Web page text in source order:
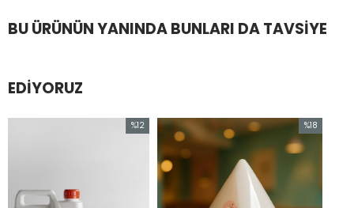
BU ÜRÜNÜN YANINDA BUNLARI DA TAVSIYE
EDIYORUZ
%18
İndirim
%18İndirim